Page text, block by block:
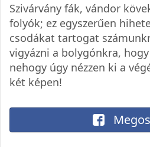
Szivárvány fák, vándor
folyók; ez egyszerűen
csodákat tartogat
vigyázni a bolygónkra,
nehogy úgy nézzen ki a
két képen!